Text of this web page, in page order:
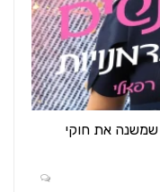
שמשנה את חוקי